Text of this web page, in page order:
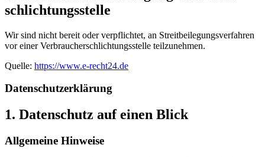
schlichtungs­stelle
Wir sind nicht bereit oder verpflichtet, an Streitbeilegungsverfahren
vor einer Verbraucherschlichtungsstelle teilzunehmen.
Quelle: https://www.e-recht24.de
Datenschutz­erklärung
1. Datenschutz auf einen Blick
Allgemeine Hinweise